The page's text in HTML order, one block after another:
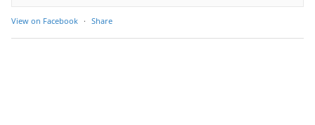
View on Facebook · Share